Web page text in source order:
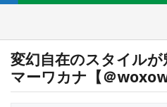
変幻自在のスタイル
マーワカナ【＠